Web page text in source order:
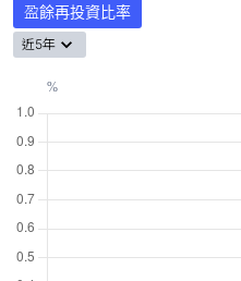
盈餘再投資比率
近5年